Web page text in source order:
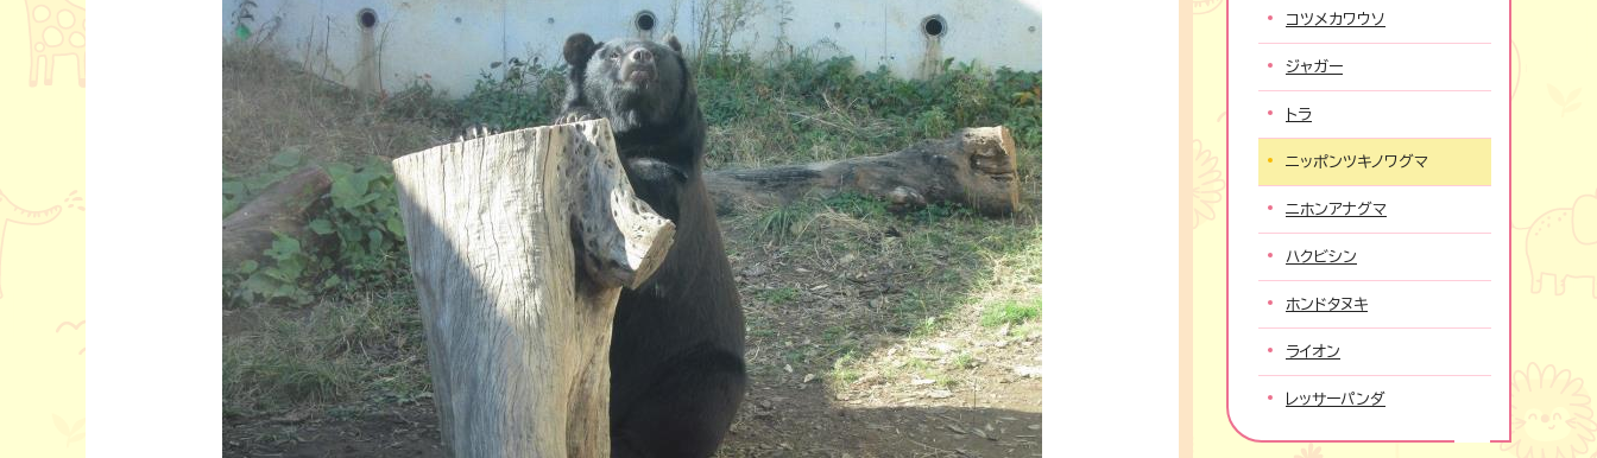
コツメカワウソ
ジャガー
トラ
ニッポンツキノワグマ
ニホンアナグマ
ハクビシン
ホンドタヌキ
ライオン
レッサーパンダ